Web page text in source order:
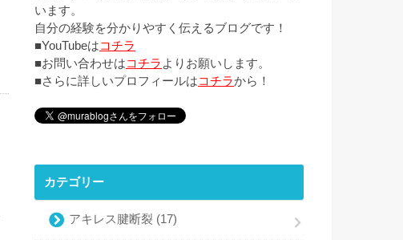
います。
自分の経験を分かりやすく伝えるブログです！
■YouTubeはコチラ
■お問い合わせはコチラ よりお願いします。
■さらに詳しいプロフィールはコチラから！
カテゴリー
アキレス腱断裂 (17)